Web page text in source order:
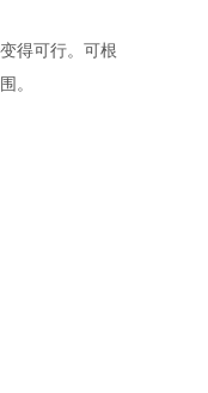
得可行。可根
。